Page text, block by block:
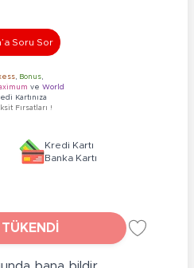
Soru Sor
Bonus
ve World
Kartınıza
Fırsatları !
Kredi Kartı
Banka Kartı